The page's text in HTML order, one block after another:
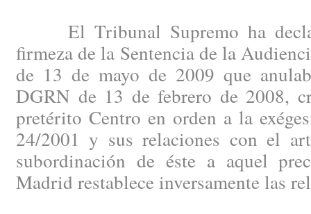
El Tribunal Supremo ha
firmeza de la Sentencia de la
de 13 de mayo de 2009 que
DGRN de 13 de febrero de 2008,
pretérito Centro en orden a la
24/2001 y sus relaciones con el
subordinación de éste a aquel
Madrid restablece inversamente las